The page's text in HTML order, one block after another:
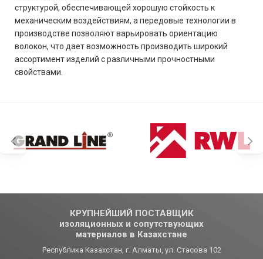
структурой, обеспечивающей хорошую стойкость к
механическим воздействиям, а передовые технологии в
производстве позволяют варьировать ориентацию
волокон, что дает возможность производить широкий
ассортимент изделий с различными прочностными
свойствами.
КРУПНЕЙШИЙ ПОСТАВЩИК
изоляционных и сопутствующих
материалов в Казахстане
Республика Казахстан, г. Алматы, ул. Стасова 102